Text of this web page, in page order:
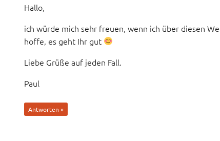
Hallo,
ich würde mich sehr freuen, wenn ich über diesen
hoffe, es geht Ihr gut
Liebe Grüße auf jeden Fall.
Paul
Antworten »